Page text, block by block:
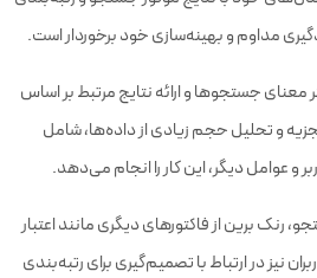
مداوم و بهینه‌سازی خود برخوردار است.
جستجوها و ارائه نتایج مرتبط بر اساس
و تحلیل حجم زیادی از داده‌ها، شامل
و عوامل دیگر، این کار را انجام می‌دهد.
رنک برین از فاکتورهای دیگری مانند اعتبار
نیز در ارتباط با تصمیم‌گیری برای رتبه‌بندی